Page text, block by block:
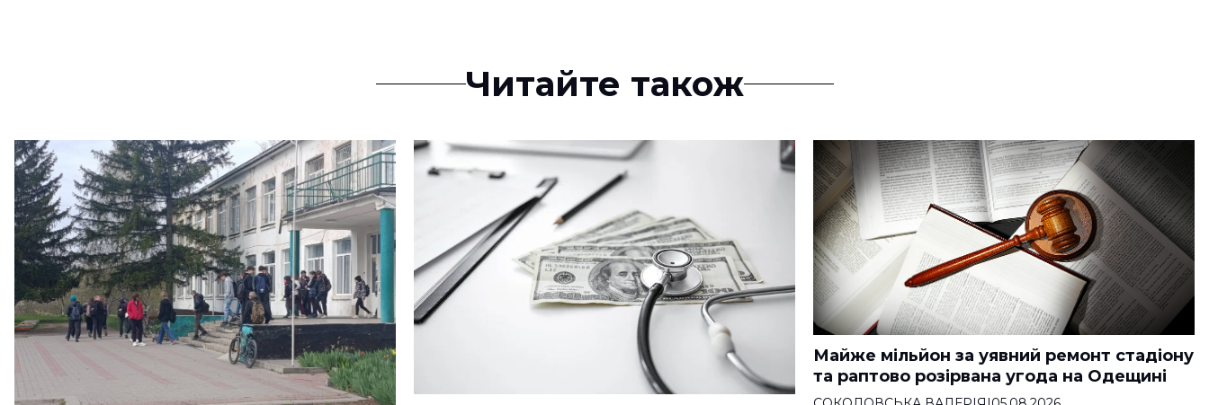
Читайте також
Майже мільйон за уявний ремонт стадіону
та раптово розірвана угода на Одещині